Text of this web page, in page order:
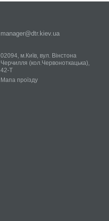
manager@dtr.kiev.ua
02094, м.Київ, вул. Вінстона
Черчилля (кол.Червоноткацька),
42-Т
Мапа проїзду